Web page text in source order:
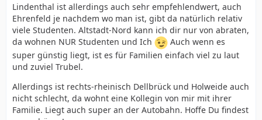
Lindenthal ist allerdings auch sehr empfehlendwert, auch
Ehrenfeld je nachdem wo man ist, gibt da natürlich relativ
viele Studenten. Altstadt-Nord kann ich dir nur von abraten,
da wohnen NUR Studenten und Ich
Auch wenn es
super günstig liegt, ist es für Familien einfach viel zu laut
und zuviel Trubel.
Allerdings ist rechts-rheinisch Dellbrück und Holweide auch
nicht schlecht, da wohnt eine Kollegin von mir mit ihrer
Familie. Liegt auch super an der Autobahn. Hoffe Du findest